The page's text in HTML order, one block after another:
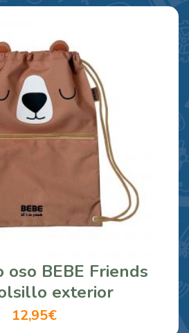
oso BEBE Friends
exterior
12,95€